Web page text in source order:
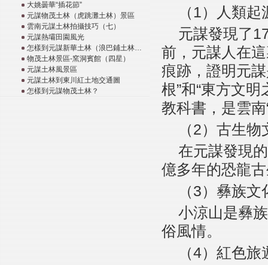
大姚曇華“插花節”
元謀物茂土林（虎跳灘土林）景區
雲南元謀土林拍攝技巧（七）
元謀熱壩田園風光
怎樣到元謀新華土林（浪巴鋪土林…
物茂土林景區-窯洞賓館（四星）
元謀土林風景區
元謀土林到東川紅土地交通圖
怎樣到元謀物茂土林？
（1）人類
元謀發現了
前，元謀人在
痕跡，證明元
根”和“東方文
教科書，是雲
（2）古生物
在元謀發現
億多年的恐龍
（3）彝族文
小涼山是彝
俗風情。
（4）紅色